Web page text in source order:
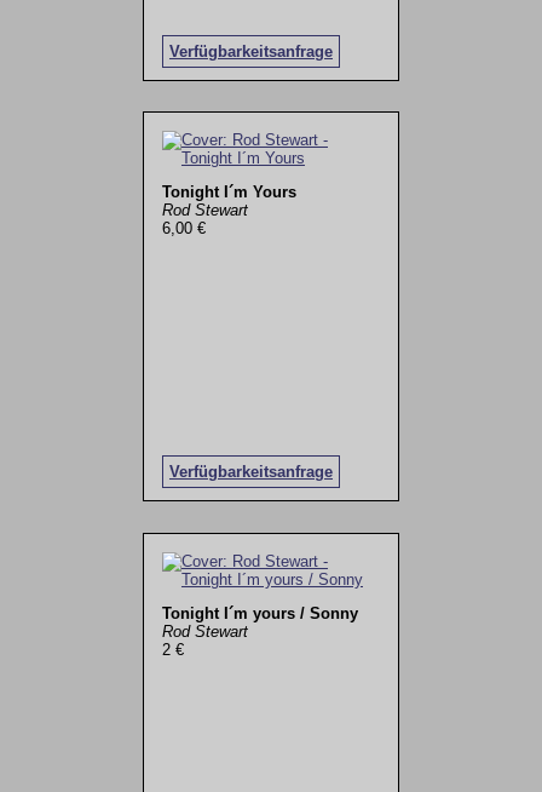
Verfügbarkeitsanfrage
Tonight I´m Yours
Rod Stewart
6,00 €
Verfügbarkeitsanfrage
Tonight I´m yours / Sonny
Rod Stewart
2 €